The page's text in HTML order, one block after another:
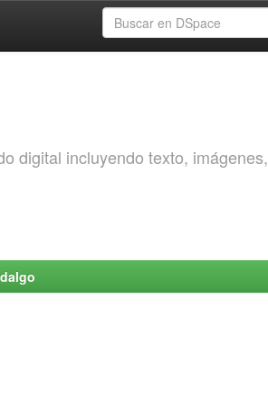
digital incluyendo texto, imágenes,